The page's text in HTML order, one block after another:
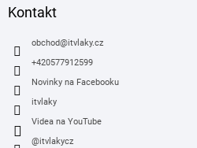
Kontakt
obchod@itvlaky.cz
+420577912599
Novinky na Facebooku
itvlaky
Videa na YouTube
@itvlakycz